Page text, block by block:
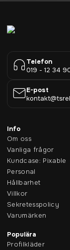
Telefon
019 - 12 34
E-post
Info
Om oss
Vanliga frågor
Kundcase: Pixable
Personal
Hållbarhet
Villkor
Sekretesspolicy
Varumärken
Populära
Profilkläder